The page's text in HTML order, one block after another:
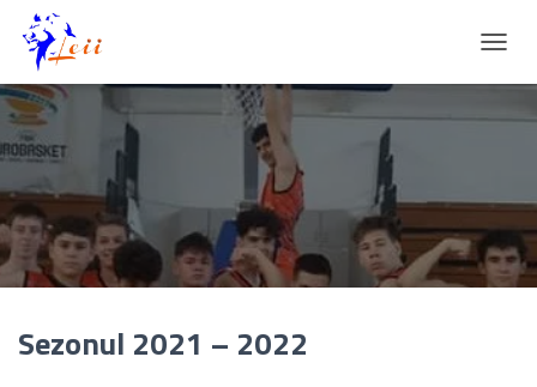
O
V
I
G
Sezonul 2021 – 2022